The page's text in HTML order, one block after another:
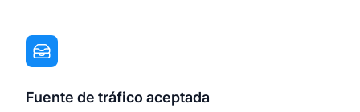
Fuente de tráfico aceptada